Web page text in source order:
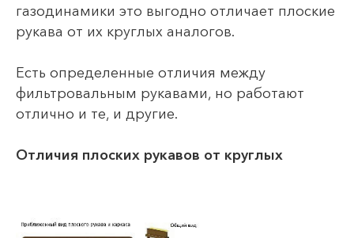
газодинамики это выгодно отличает плоские
рукава от их круглых аналогов.
Есть определенные отличия между
фильтровальным рукавами, но работают
отлично и те, и другие.
Отличия плоских рукавов от круглых